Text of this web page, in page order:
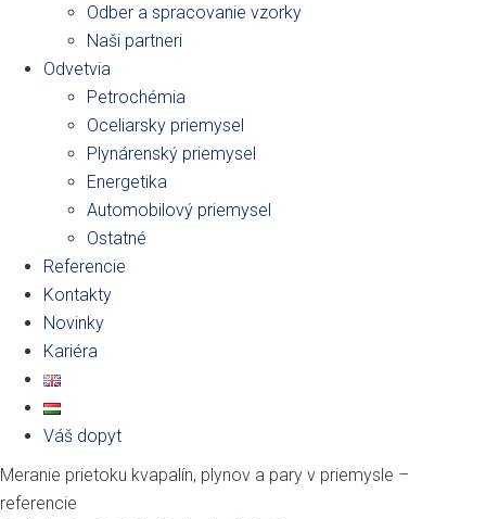
Odber a spracovanie vzorky
Naši partneri
Odvetvia
Petrochémia
Oceliarsky priemysel
Plynárenský priemysel
Energetika
Automobilový priemysel
Ostatné
Referencie
Kontakty
Novinky
Kariéra
Váš dopyt
Meranie prietoku kvapalín, plynov a pary v priemysle –
referencie